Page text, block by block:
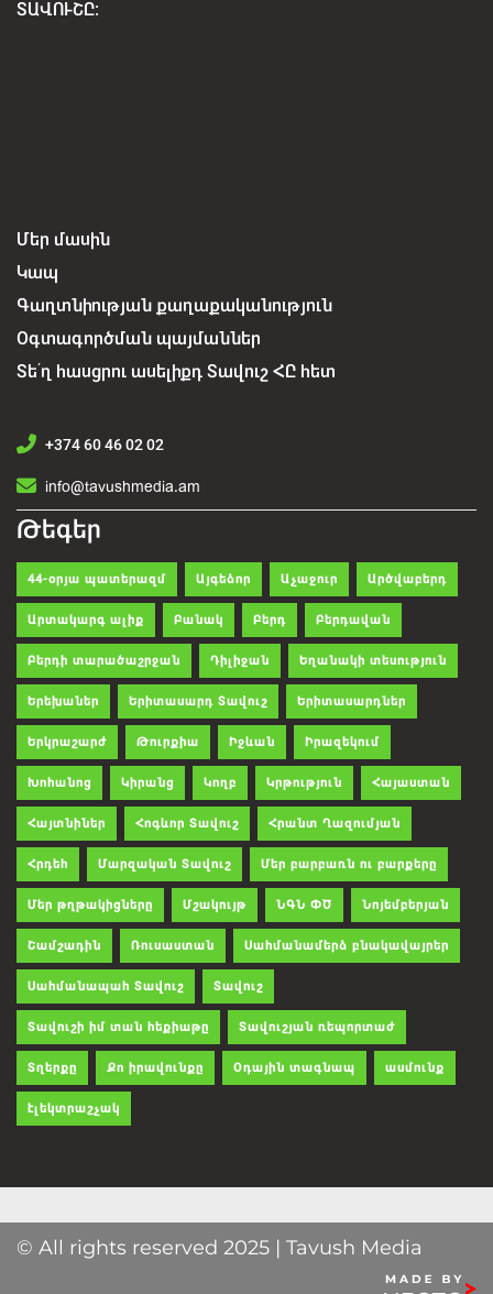
ՏԱՎՈՒՇԸ:
Մեր մասին
Կապ
Գաղտնիության քաղաքականություն
Օգտագործման պայմաններ
Տե՛ղ հասցրու ասելիքդ Տավուշ ՀԸ հետ
+374 60 46 02 02
info@tavushmedia.am
Թեգեր
44-օրյա պատերազմ Այգեձոր Աչաջուր Արծվաբերդ
Արտակարգ ալիք Բանակ Բերդ Բերդավան
Բերդի տարածաշրջան Դիլիջան Եղանակի տեսություն
Երեխաներ Երիտասարդ Տավուշ Երիտասարդներ
Երկրաշարժ Թուրքիա Իջևան Իրազեկում
Խոհանոց Կիրանց Կողբ Կրթություն Հայաստան
Հայտնիներ Հոգևոր Տավուշ Հրանտ Ղազումյան
Հրդեհ Մարզական Տավուշ Մեր բարբառն ու բարքերը
Մեր թղթակիցները Մշակույթ ՆԳՆ ՓԾ Նոյեմբերյան
Շամշադին Ռուսաստան Սահմանամերձ բնակավայրեր
Սահմանապահ Տավուշ Տավուշ
Տավուշի իմ տան հեքիաթը Տավուշյան ռեպորտաժ
Տղերքը Քո իրավունքը Օդային տագնապ ասմունք
էլեկտրաշչակ
© All rights reserved 2025 | Tavush Media